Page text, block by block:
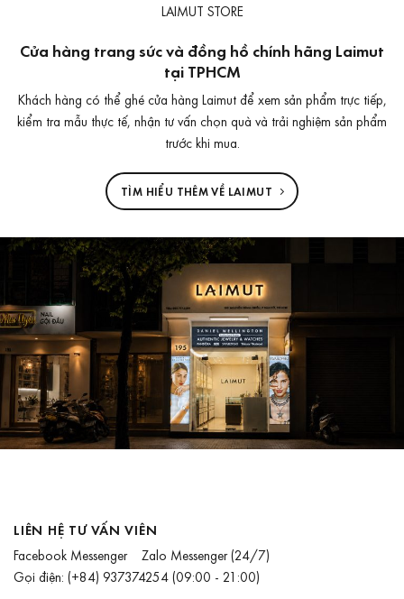
LAIMUT STORE
Cửa hàng trang sức và đồng hồ chính hãng Laimut
tại TPHCM
Khách hàng có thể ghé cửa hàng Laimut để xem sản phẩm trực tiếp,
kiểm tra mẫu thực tế, nhận tư vấn chọn quà và trải nghiệm sản phẩm
trước khi mua.
TÌM HIỂU THÊM VỀ LAIMUT
LIÊN HỆ TƯ VẤN VIÊN
Facebook Messenger Zalo Messenger(24/7)
Gọi điện: (+84) 937374254(09:00 - 21:00)